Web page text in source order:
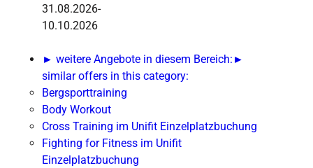
31.08.2026-
10.10.2026
► weitere Angebote in diesem Bereich: ►
similar offers in this category:
Bergsporttraining
Body Workout
Cross Training im Unifit Einzelplatzbuchung
Fighting for Fitness im Unifit
Einzelplatzbuchung